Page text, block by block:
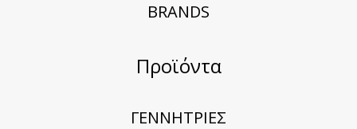
BRANDS
Προϊόντα
ΓΕΝΝΗΤΡΙΕΣ